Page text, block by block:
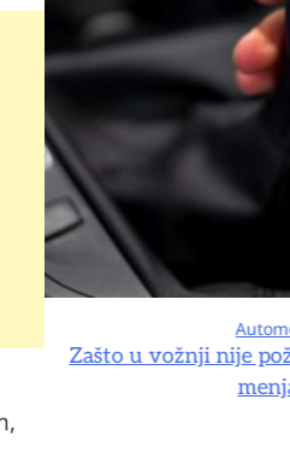
Zašto u vožnji nije